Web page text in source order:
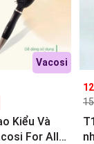
Vacosi
Kiểu Và
All